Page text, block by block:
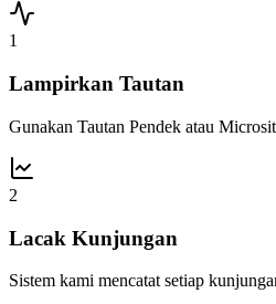
1
Lampirkan Tautan
Gunakan Tautan Pendek atau
2
Lacak Kunjungan
Sistem kami mencatat setiap